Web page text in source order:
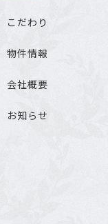
こだわり
物件情報
会社概要
お知らせ